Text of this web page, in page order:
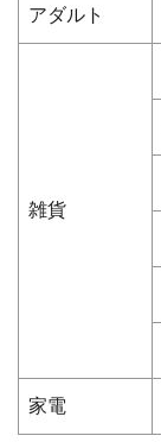
アダルト
雑貨
家電